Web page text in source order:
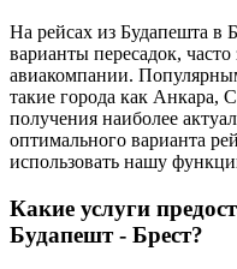
На рейсах из Будапешта в
варианты пересадок,
авиакомпании.
такие города как Анкара,
получения наиболее
оптимального варианта
использовать нашу
Какие услуги
Будапешт - Брест?